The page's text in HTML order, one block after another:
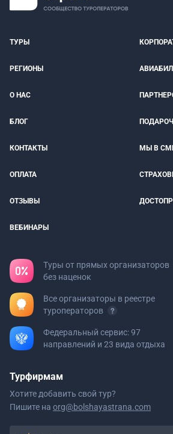
ТУРЫ
РЕГИОНЫ
О НАС
БЛОГ
КОНТАКТЫ МЫ В
ОПЛАТА
ОТЗЫВЫ
ВЕБИНАРЫ
Туры от прямых организаторов
без наценок
Все организаторы в реестре
туроператоров
Федеральный сервис: 97
направлений и 23 вида отдыха
Турфирмам
Хотите добавить свой тур?
Пишите на org@bolshayastrana.com